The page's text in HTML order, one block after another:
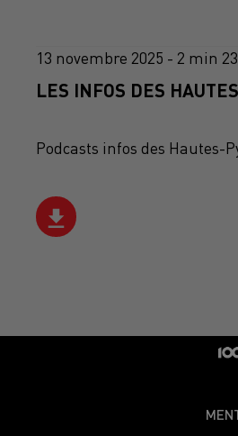
13 novembre 2025 - 2 min 23
LES INFOS DES
Podcasts infos des Hautes-